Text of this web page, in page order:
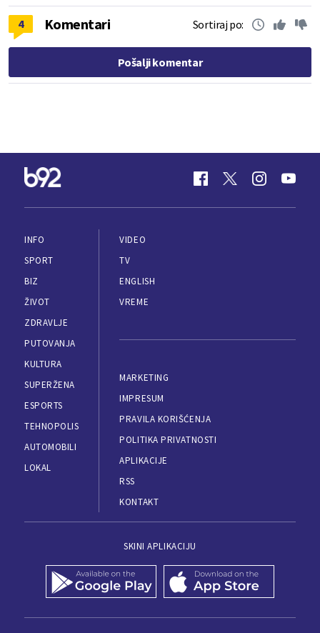
4 Komentari Sortiraj po:
Pošalji komentar
INFO
SPORT
BIZ
ŽIVOT
ZDRAVLJE
PUTOVANJA
KULTURA
SUPERŽENA
ESPORTS
TEHNOPOLIS
AUTOMOBILI
LOKAL
VIDEO
TV
ENGLISH
VREME
MARKETING
IMPRESUM
PRAVILA KORIŠĆENJA
POLITIKA PRIVATNOSTI
APLIKACIJE
RSS
KONTAKT
SKINI APLIKACIJU